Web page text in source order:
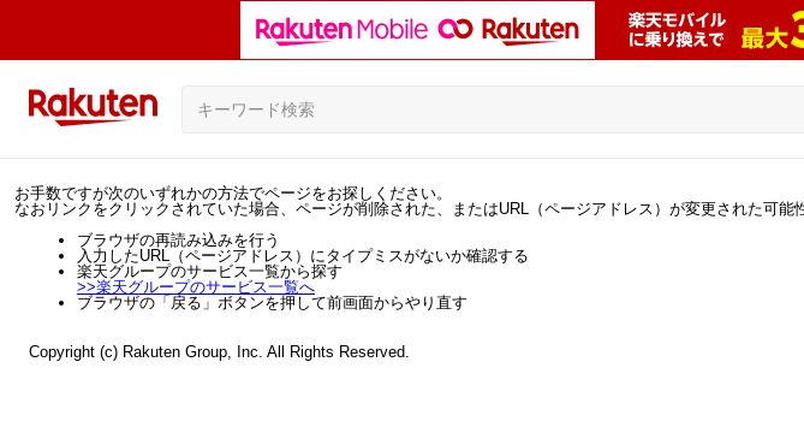
お手数ですが次のいずれかの方法でページをお探しください。
なおリンクをクリックされていた場合、ページが削除された、またはURL（ページアドレス）が変更された可能
ブラウザの再読み込みを行う
入力したURL（ページアドレス）にタイプミスがないか確認する
楽天グループのサービス一覧から探す
>>楽天グループのサービス一覧へ
ブラウザの「戻る」ボタンを押して前画面からやり直す
Copyright (c) Rakuten Group, Inc. All Rights Reserved.